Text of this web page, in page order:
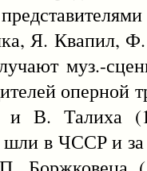
Я. Квапил,
муз.-
и В. Талиха
в ЧССР и